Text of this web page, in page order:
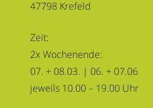
47798 Krefeld
Zeit:
2x Wochenende:
07. + 08.03. | 06. + 07.06
jeweils 10.00 – 19.00 Uhr